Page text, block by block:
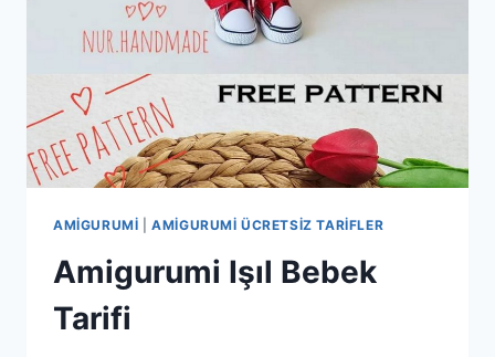
AMIGURUMI |AMIGURUMI ÜCRETSIZ TARIFLER
Amigurumi Işıl Bebek
Tarifi